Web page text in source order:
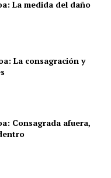
La medida del daño
La consagración y
Consagrada afuera,